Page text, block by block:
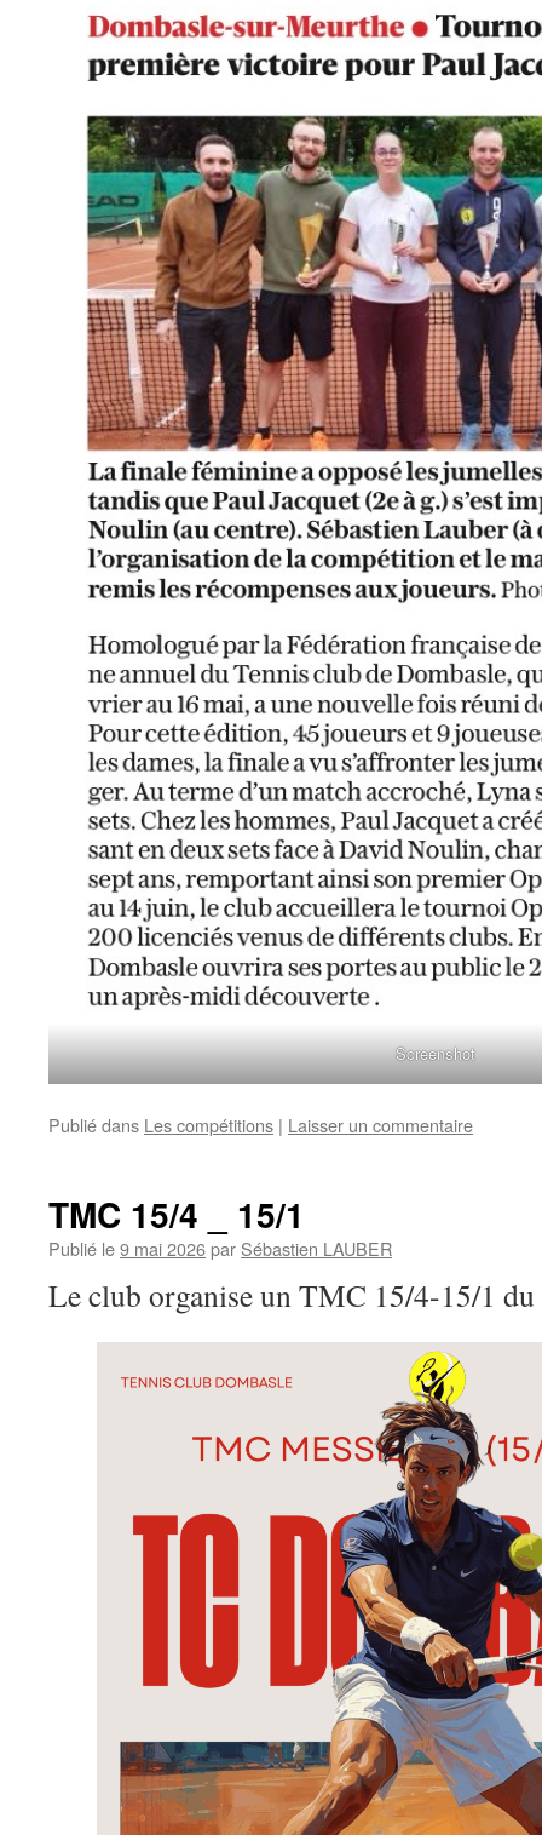
Screenshot
Publié dans Les compétitions | Laisser un commentaire
TMC 15/4 _ 15/1
Publié le9 mai 2026par Sébastien LAUBER
Le club organise un TMC 15/4-15/1